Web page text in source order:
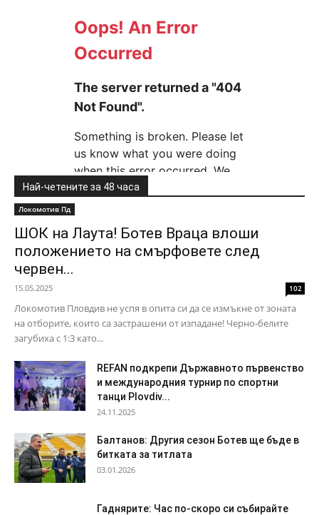
Най-четените за 48 часа
Локомотив Пд
ШОК на Лаута! Ботев Враца влоши
положението на смърфовете след
червен...
15.05.2025 102
Локомотив Пловдив не успя в опита си да се измъкне от зоната
на отборите, които са застрашени от изпадане! Черно-белите
загубиха с 1:3 като...
REFAN подкрепи Държавното първенство
и международния турнир по спортни
танци Plovdiv...
24.11.2025
Балтанов: Другия сезон Ботев ще бъде в
битката за титлата
03.01.2026
Гаднярите: Час по-скоро си събирайте